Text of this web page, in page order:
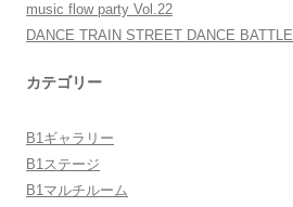
music flow party Vol.22
DANCE TRAIN STREET DANCE BATTLE
カテゴリー
B1ギャラリー
B1ステージ
B1マルチルーム